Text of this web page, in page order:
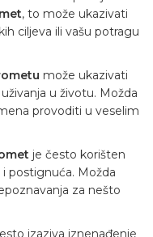
, to može ukazivati ​​
ciljeva ili vašu potragu
može ukazivati ​​
u životu. Možda
provoditi u veselim
je često korišten
postignuća. Možda
za nešto
izaziva iznenađenje